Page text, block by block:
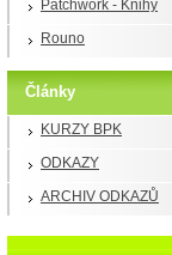
Patchwork - Knihy
Rouno
Články
KURZY BPK
ODKAZY
ARCHIV ODKAZŮ